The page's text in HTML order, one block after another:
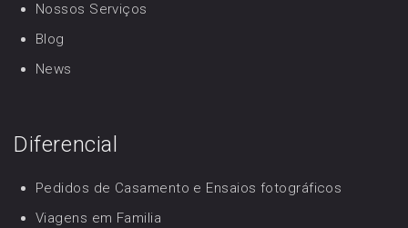
Nossos Serviços
Blog
News
Diferencial
Pedidos de Casamento e Ensaios fotográficos
Viagens em Familia